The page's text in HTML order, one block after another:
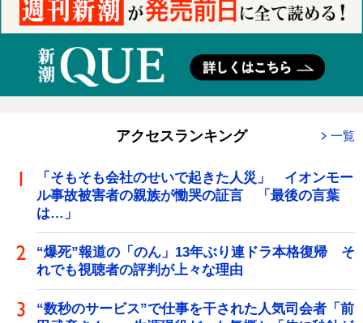
アクセスランキング 一覧
「そもそも会社のせいで起きた人災」 イオンモー
ル事故被害者の親族が慟哭の証言 「最後の言葉
は…」
“爆死”報道の「のん」13年ぶり連ドラ本格復帰 そ
れでも視聴者の評判が上々な理由
“数秒のサービス”で仕事を干された人気司会者「前